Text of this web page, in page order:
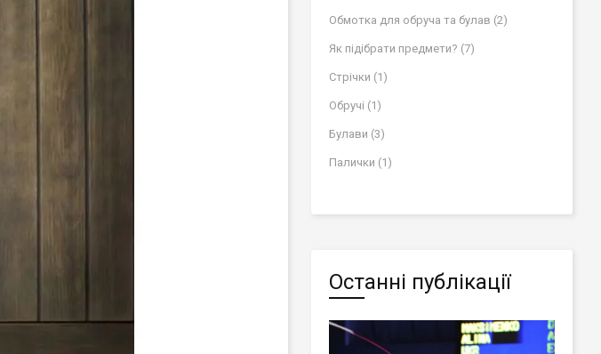
Обмотка для обруча та булав (2)
Як підібрати предмети? (7)
Стрічки (1)
Обручі (1)
Булави (3)
Палички (1)
Останні публікації